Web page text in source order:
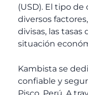
(USD). El tipo
diversos
divisas, las tasas
situación
Kambista se
confiable y